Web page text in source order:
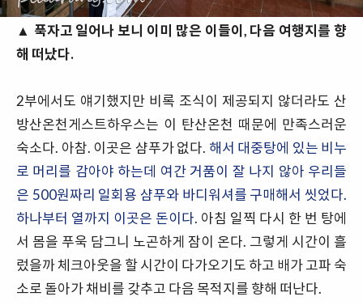
▲ 푹자고 일어나 보니 이미 많은 이들이, 다음 여행지를 향
해 떠났다.
2부에서도 얘기했지만 비록 조식이 제공되지 않더라도 산
방산온천게스트하우스는 이 탄산온천 때문에 만족스러운
숙소다. 아참. 이곳은 샴푸가 없다. 해서 대중탕에 있는 비누
로 머리를 감아야 하는데 여간 거품이 잘 나지 않아 우리들
은 500원짜리 일회용 샴푸와 바디워셔를 구매해서 씻었다.
하나부터 열까지 이곳은 돈이다. 아침 일찍 다시 한 번 탕에
서 몸을 푸욱 담그니 노곤하게 잠이 온다. 그렇게 시간이 흘
렀을까 체크아웃을 할 시간이 다가오기도 하고 배가 고파 숙
소로 돌아가 채비를 갖추고 다음 목적지를 향해 떠난다.